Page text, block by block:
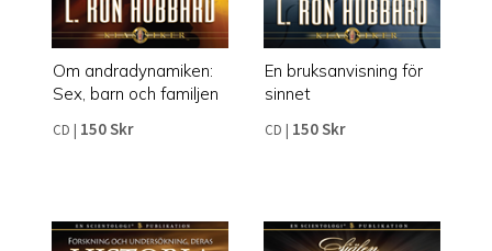
Om andradynamiken:
Sex, barn och familjen
CD | 150 Skr
En bruksanvisning för
sinnet
CD | 150 Skr